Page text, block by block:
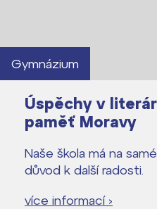
Gymnázium
Úspěchy v
paměť Moravy
Naše škola má na
důvod k další radosti.
více informací ›